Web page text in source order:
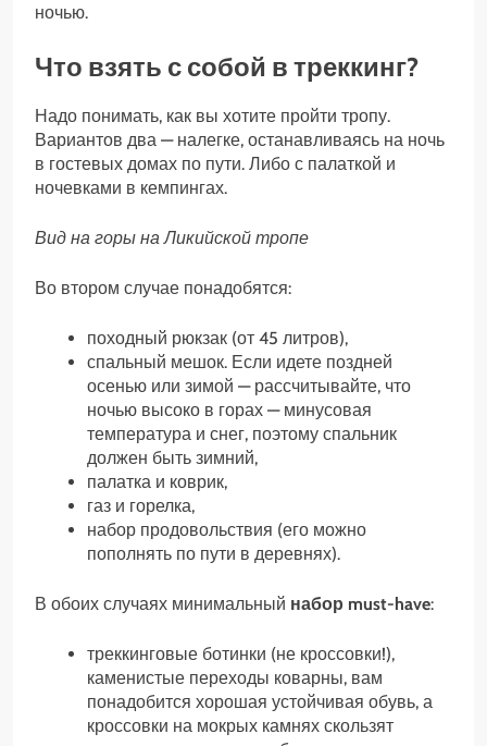
ночью.
Что взять с собой в треккинг?
Надо понимать, как вы хотите пройти тропу.
Вариантов два — налегке, останавливаясь на ночь
в гостевых домах по пути. Либо с палаткой и
ночевками в кемпингах.
Вид на горы на Ликийской тропе
Во втором случае понадобятся:
походный рюкзак (от 45 литров),
спальный мешок. Если идете поздней
осенью или зимой — рассчитывайте, что
ночью высоко в горах — минусовая
температура и снег, поэтому спальник
должен быть зимний,
палатка и коврик,
газ и горелка,
набор продовольствия (его можно
пополнять по пути в деревнях).
В обоих случаях минимальный набор must-have:
треккинговые ботинки (не кроссовки!),
каменистые переходы коварны, вам
понадобится хорошая устойчивая обувь, а
кроссовки на мокрых камнях скользят